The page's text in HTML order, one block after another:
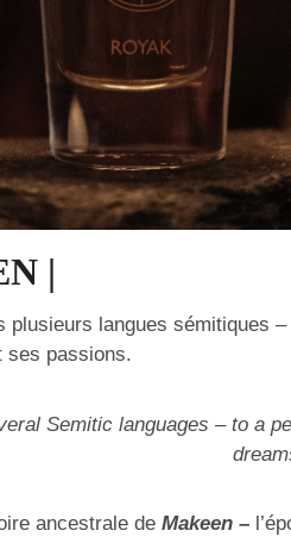
|
plusieurs langues sémitiques –
ses passions.
Semitic languages – to a
ancestrale de Makeen –